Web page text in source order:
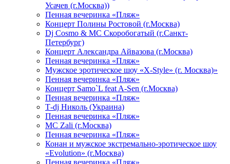
Усачев (г.Москва))
Пенная вечеринка «Пляж»
Концерт Полины Ростовой (г.Москва)
Dj Cosmo & МС Скоробогатый (г.Санкт-
Петербург)
Концерт Александра Айвазова (г.Москва)
Пенная вечеринка «Пляж»
Мужское эротическое шоу «X-Style» (г. Москва)»
Пенная вечеринка «Пляж»
Концерт Samo`L feat A-Sen (г.Москва)
Пенная вечеринка «Пляж»
Т-dj Николь (Украина)
Пенная вечеринка «Пляж»
МС Zali (г.Москва)
Пенная вечеринка «Пляж»
Конан и мужское экстремально-эротическое шоу
«Evolution» (г.Москва)
Пенная вечеринка «Пляж»